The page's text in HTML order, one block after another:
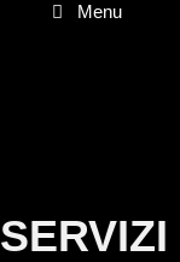
Menu
SERVIZI